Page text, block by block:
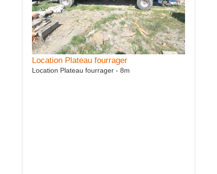
Location Plateau fourrager
Location Plateau fourrager - 8m